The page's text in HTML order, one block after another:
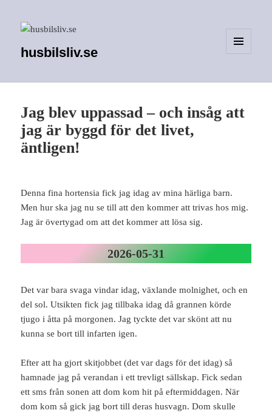
husbilsliv.se
Jag blev uppassad – och insåg att
jag är byggd för det livet,
äntligen!
Denna fina hortensia fick jag idag av mina härliga barn.
Men hur ska jag nu se till att den kommer att trivas hos mig.
Jag är övertygad om att det kommer att lösa sig.
2026-05-31
Det var bara svaga vindar idag, växlande molnighet, och en
del sol. Utsikten fick jag tillbaka idag då grannen körde
tjugo i åtta på morgonen. Jag tyckte det var skönt att nu
kunna se bort till infarten igen.
Efter att ha gjort skitjobbet (det var dags för det idag) så
hamnade jag på verandan i ett trevligt sällskap. Fick sedan
ett sms från sonen att dom kom hit på eftermiddagen. När
dom kom så gick jag bort till deras husvagn. Dom skulle